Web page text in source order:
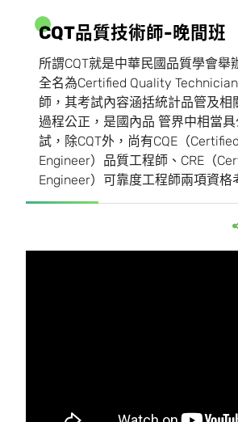
CQT品質技術師-晚 間班
所謂CQT就是中華民國品質學會舉
全名為Certified Quality
師，其考試內容涵括統計品管及相
過程公正，是國內品 管界中相當
試，除CQT外，尚有CQE（
Engineer）品質工程師、CRE（
Engineer）可靠度工程師兩項資格